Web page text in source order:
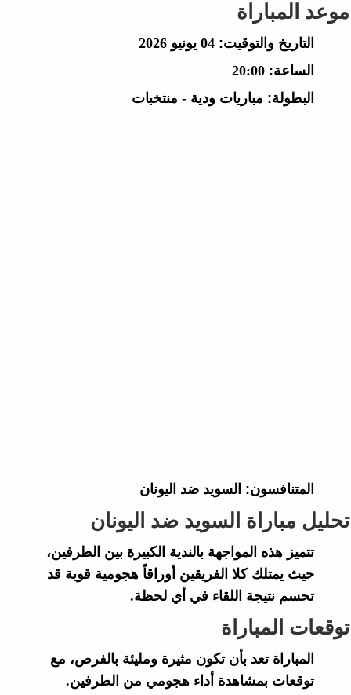
موعد المباراة
التاريخ والتوقيت: 04 يونيو 2026
الساعة: 20:00
البطولة: مباريات ودية - منتخبات
المتنافسون: السويد ضد اليونان
تحليل مباراة السويد ضد اليونان
تتميز هذه المواجهة بالندية الكبيرة بين الطرفين،
حيث يمتلك كلا الفريقين أوراقاً هجومية قوية قد
تحسم نتيجة اللقاء في أي لحظة.
توقعات المباراة
المباراة تعد بأن تكون مثيرة ومليئة بالفرص، مع
توقعات بمشاهدة أداء هجومي من الطرفين.